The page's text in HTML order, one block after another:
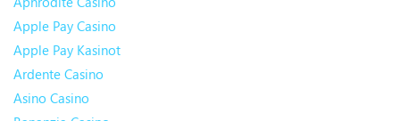
Apple Pay Casino
Apple Pay Kasinot
Ardente Casino
Asino Casino